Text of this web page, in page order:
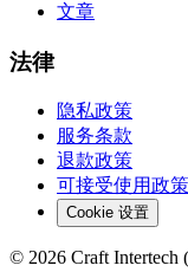
文章
法律
隐私政策
服务条款
退款政策
可接受使用政策
Cookie 设置
© 2026 Craft Intertech